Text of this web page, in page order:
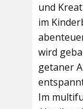
und
im
wird
getaner
Im